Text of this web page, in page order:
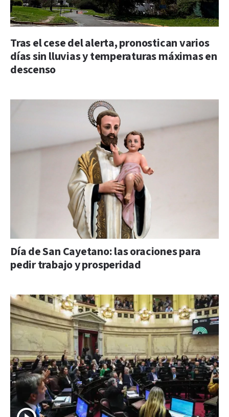
Tras el cese del alerta, pronostican varios
días sin lluvias y temperaturas máximas en
descenso
Día de San Cayetano: las oraciones para
pedir trabajo y prosperidad